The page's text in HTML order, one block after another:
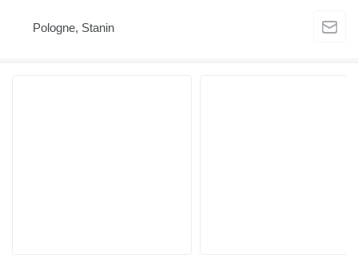
Pologne, Stanin